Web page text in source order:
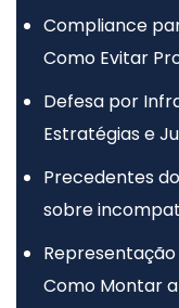
Compliance
Como Evitar
Defesa por
Estratégias e
Precedentes
sobre
advocacia
Como Montar